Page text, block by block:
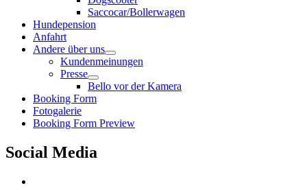
öffnen
Saccocar/Bollerwagen
Hundepension
Anfahrt
Andere über uns
Untermenü
öffnen
Kundenmeinungen
Presse
Untermenü
öffnen
Bello vor der Kamera
Booking Form
Fotogalerie
Booking Form Preview
Sidebar
Social Media